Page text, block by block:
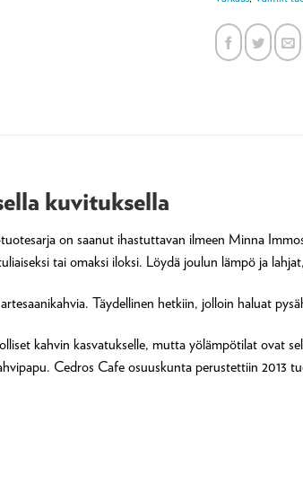
kuvituksella
on saanut ihastuttavan ilmeen Minna
tai omaksi iloksi. Löydä joulun lämpö ja
Täydellinen hetkiin, jolloin haluat
kahvin kasvatukselle, mutta yölämpötilat ovat
Cedros Cafe osuuskunta perustettiin 2013